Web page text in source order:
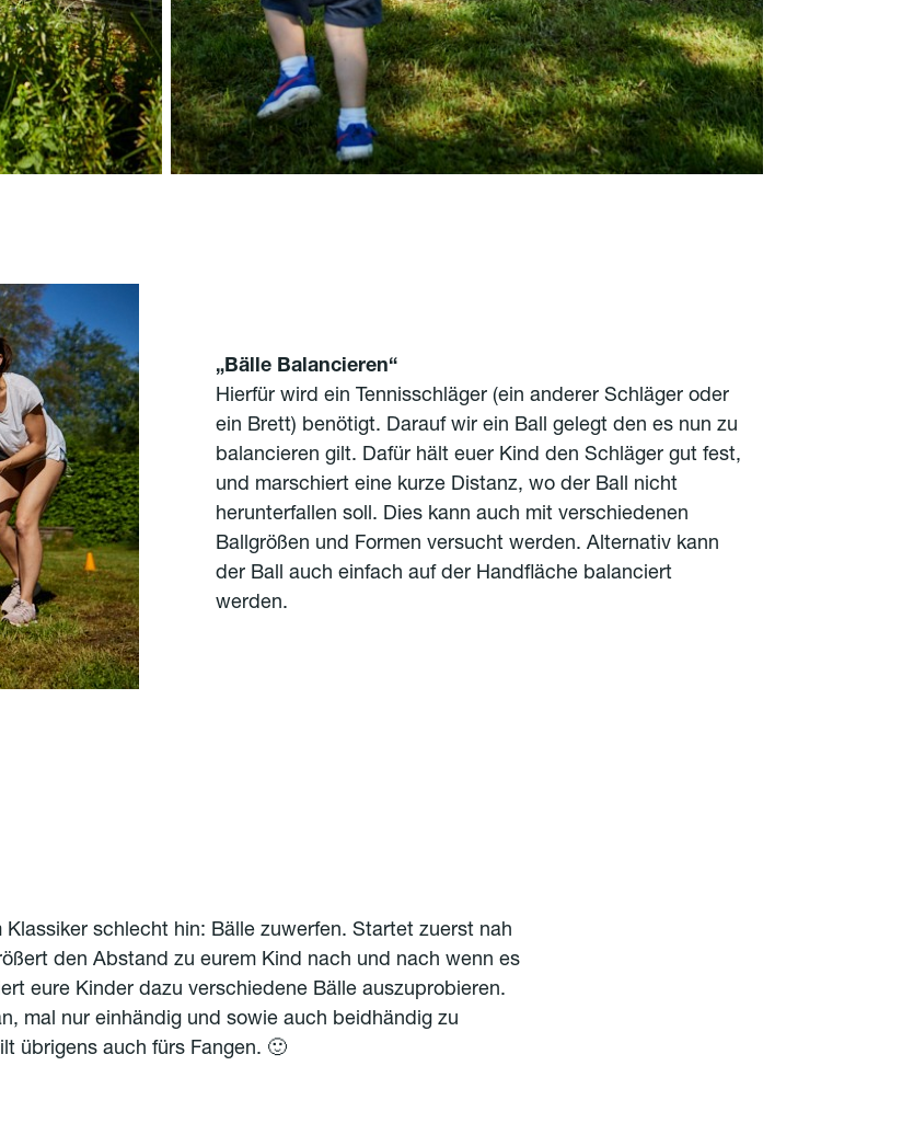
„Bälle Balancieren“
Hierfür wird ein Tennisschläger (ein anderer Schläger oder
ein Brett) benötigt. Darauf wir ein Ball gelegt den es nun zu
balancieren gilt. Dafür hält euer Kind den Schläger gut fest,
und marschiert eine kurze Distanz, wo der Ball nicht
herunterfallen soll. Dies kann auch mit verschiedenen
Ballgrößen und Formen versucht werden. Alternativ kann
der Ball auch einfach auf der Handfläche balanciert
werden.
Klassiker schlecht hin: Bälle zuwerfen. Startet zuerst nah
den Abstand zu eurem Kind nach und nach wenn es
eure Kinder dazu verschiedene Bälle auszuprobieren.
mal nur einhändig und sowie auch beidhändig zu
übrigens auch fürs Fangen. 🙂